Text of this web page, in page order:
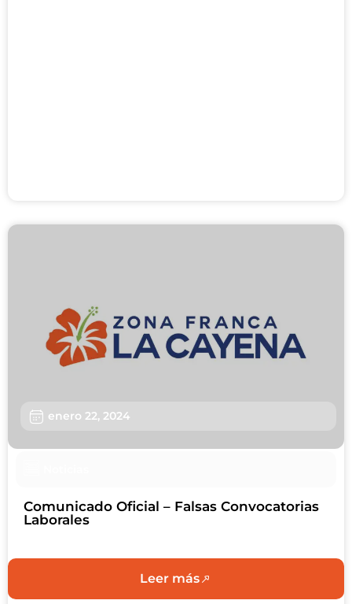
enero 22, 2024
Comunicado Oficial – Falsas Convocatorias
Laborales
Leer más